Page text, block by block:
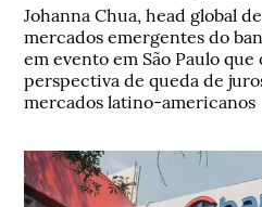
Johanna Chua, head global
mercados emergentes do
em evento em São Paulo
perspectiva de queda de
mercados latino-americanos